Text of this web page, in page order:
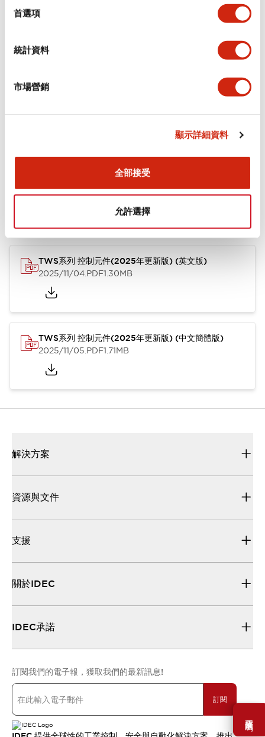
首選項
統計資料
市場營銷
顯示詳細資料
全部接受
允許選擇
需要幫助嗎？
審美規範
認證與標準
TWS系列 控制元件(2025年更新版) (英文版)
2025/11/04.PDF1.30MB
TWS系列 控制元件(2025年更新版) (中文簡體版)
2025/11/05.PDF1.71MB
解決方案
資源與文件
支援
關於IDEC
IDEC承諾
訂閱我們的電子報，獲取我們的最新訊息!
訂閱